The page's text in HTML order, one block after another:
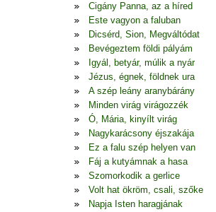
Cigány Panna, az a híred
Este vagyon a faluban
Dicsérd, Sion, Megváltódat
Bevégeztem földi pályám
Igyál, betyár, múlik a nyár
Jézus, égnek, földnek ura
A szép leány aranybárány
Minden virág virágozzék
Ó, Mária, kinyílt virág
Nagykarácsony éjszakája
Ez a falu szép helyen van
Fáj a kutyámnak a hasa
Szomorkodik a gerlice
Volt hat ökröm, csali, szőke
Napja Isten haragjának